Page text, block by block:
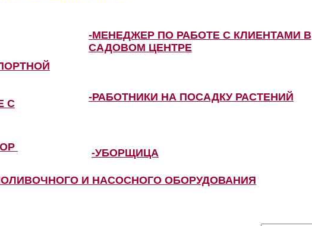
-МЕНЕДЖЕР ПО РАБОТЕ С КЛИЕНТАМИ В
САДОВОМ ЦЕНТРЕ
С
-РАБОТНИКИ НА ПОСАДКУ РАСТЕНИЙ
-УБОРЩИЦА
И НАСОСНОГО ОБОРУДОВАНИЯ